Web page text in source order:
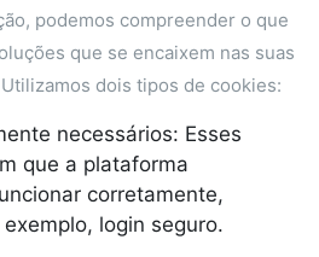
podemos compreender o que
que se encaixem nas suas
dois tipos de cookies:
necessários: Esses
que a plataforma
corretamente,
login seguro.